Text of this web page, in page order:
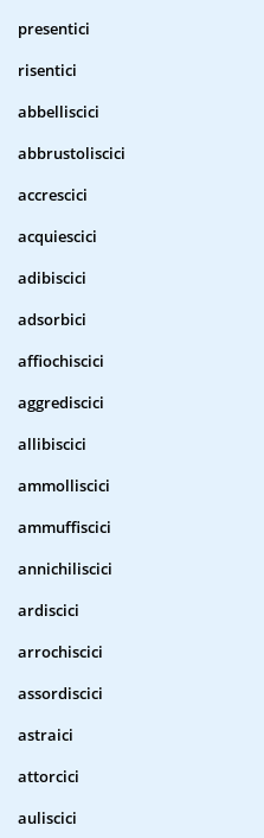
presentici
risentici
abbelliscici
abbrustoliscici
accrescici
acquiescici
adibiscici
adsorbici
affiochiscici
aggrediscici
allibiscici
ammolliscici
ammuffiscici
annichiliscici
ardiscici
arrochiscici
assordiscici
astraici
attorcici
auliscici